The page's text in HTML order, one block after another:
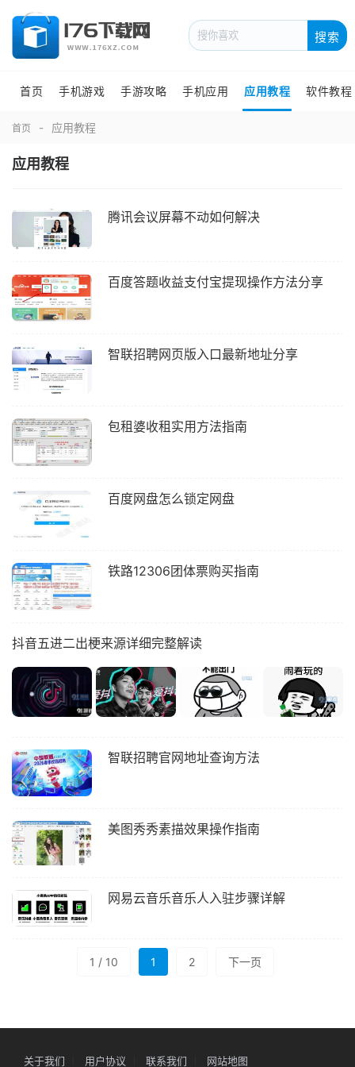
搜索
首页 手机游戏 手游攻略 手机应用 应用教程 软件教程
首页 应用教程
应用教程
腾讯会议屏幕不动如何解决
百度答题收益支付宝提现操作方法分享
智联招聘网页版入口最新地址分享
包租婆收租实用方法指南
百度网盘怎么锁定网盘
铁路12306团体票购买指南
抖音五进二出梗来源详细完整解读
智联招聘官网地址查询方法
美图秀秀素描效果操作指南
网易云音乐音乐人入驻步骤详解
1 / 10 1 2 下一页
关于我们 用户协议 联系我们 网站地图